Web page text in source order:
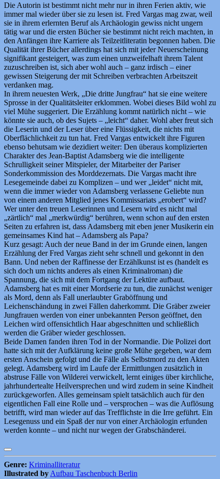
Die Autorin ist bestimmt nicht mehr nur in ihren Ferien aktiv, wie
immer mal wieder über sie zu lesen ist. Fred Vargas mag zwar, weil
sie in ihrem erlernten Beruf als Archäologin gewiss nicht ungern
tätig war und die ersten Bücher sie bestimmt nicht reich machten, in
den Anfängen ihre Karriere als Teilzeitliteratin begonnen haben. Die
Qualität ihrer Bücher allerdings hat sich mit jeder Neuerscheinung
signifikant gesteigert, was zum einen unzweifelhaft ihrem Talent
zuzuschreiben ist, sich aber wohl auch – ganz irdisch – einer
gewissen Steigerung der mit Schreiben verbrachten Arbeitszeit
verdanken mag.
In ihrem neuesten Werk, „Die dritte Jungfrau“ hat sie eine weitere
Sprosse in der Qualitätsleiter erklommen. Wobei dieses Bild wohl zu
viel Mühe suggeriert. Die Erzählung kommt natürlich nicht – wie
könnte sie auch, ob des Sujets – „leicht“ daher. Wohl aber freut sich
die Leserin und der Leser über eine Flüssigkeit, die nichts mit
Oberflächlichkeit zu tun hat. Fred Vargas entwickelt ihre Figuren
ebenso behutsam wie dezidiert weiter: Den überaus komplizierten
Charakter des Jean-Baptist Adamsberg wie die intelligente
Schrulligkeit seiner Mitspieler, der Mitarbeiter der Pariser
Sonderkommission des Morddezernats. Die Vargas macht ihre
Lesegemeinde dabei zu Komplizen – und wer „leidet“ nicht mit,
wenn die immer wieder von Adamsberg verlassene Geliebte nun
von einem anderen Mitglied jenes Kommissariats „erobert“ wird?
Wer unter den treuen Leserinnen und Lesern wird es nicht mal
„zärtlich“ mal „merkwürdig“ berühren, wenn schon auf den ersten
Seiten zu erfahren ist, dass Adamsberg mit eben jener Musikerin ein
gemeinsames Kind hat – Adamsberg als Papa?
Kurz gesagt: Auch der neue Band in der im Grunde einen, langen
Erzählung der Fred Vargas zieht sehr schnell und gekonnt in den
Bann. Und neben der Raffinesse der Erzählkunst ist es (handelt es
sich doch um nichts anderes als einen Kriminalroman) die
Spannung, die sich mit dem Fortgang der Lektüre aufbaut.
Adamsberg hat es mit einer Mordserie zu tun, die zunächst weniger
als Mord, denn als Fall unerlaubter Graböffnung und
Leichenschändung in zwei Fällen daherkommt. Die Gräber zweier
Jungfrauen werden von einer unbekannten Person geöffnet, den
Leichen wird offensichtlich Haar abgeschnitten und schließlich
werden die Gräber wieder geschlossen.
Beide Damen fanden ihren Tod in der Normandie. Die Polizei dort
hatte sich mit der Aufklärung keine große Mühe gegeben, war dem
ersten Anschein gefolgt und die Fälle als Selbstmord zu den Akten
gelegt. Adamsberg wird im Laufe der Ermittlungen zusätzlich in
abstruse Fälle von Wilderei verwickelt, lernt einiges über kirchliche,
jahrhundertealte Heilversprechen und wird zudem in seine Kindheit
zurückgeworfen. Alles gemeinsam spielt tatsächlich auch für den
eigentlichen Fall eine Rolle und – versprochen – was die Auflösung
betrifft, wird man wieder auf das Trefflichste in die Irre geführt. Ein
Lesegenuss und ein Spaß der nur von einer Archäologin erfunden
werden konnte – und nicht nur wegen der Grabschänderei.
Genre: Kriminalliteratur
Illustrated by Aufbau Taschenbuch Berlin